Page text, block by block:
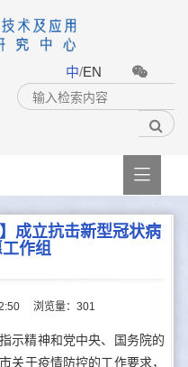
中/EN

成立抗击新型冠状病
作组
浏览量： 301
示精神和党中央、国务院的
关于疫情防控的工作要求，